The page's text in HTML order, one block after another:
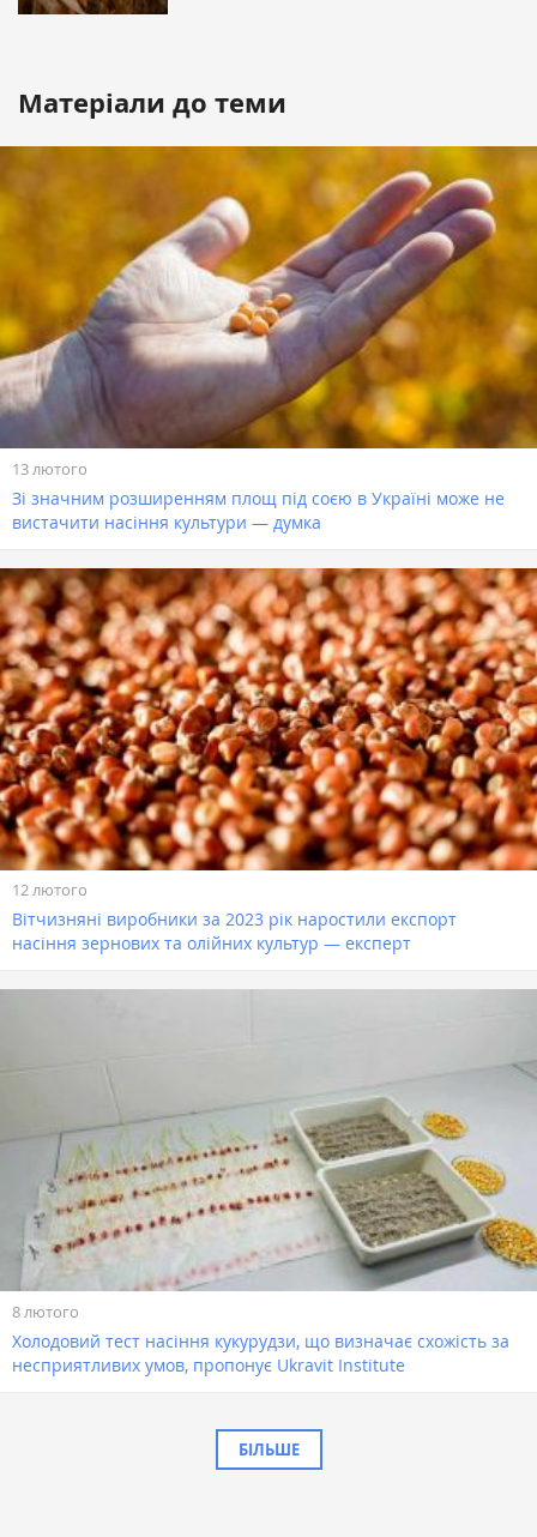
Матеріали до теми
13 лютого
Зі значним розширенням площ під соєю в Україні може не
вистачити насіння культури — думка
12 лютого
Вітчизняні виробники за 2023 рік наростили експорт
насіння зернових та олійних культур — експерт
8 лютого
Холодовий тест насіння кукурудзи, що визначає схожість за
несприятливих умов, пропонує Ukravit Institute
БІЛЬШЕ